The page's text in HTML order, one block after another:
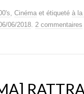
Cinéma et étiqueté à la
06/2018 2 commentaires